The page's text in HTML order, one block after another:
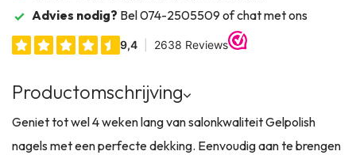
Advies nodig? Bel 074-2505509 of chat met ons
Productomschrijving
Geniet tot wel 4 weken lang van salonkwaliteit Gelpolish
nagels met een perfecte dekking. Eenvoudig aan te brengen